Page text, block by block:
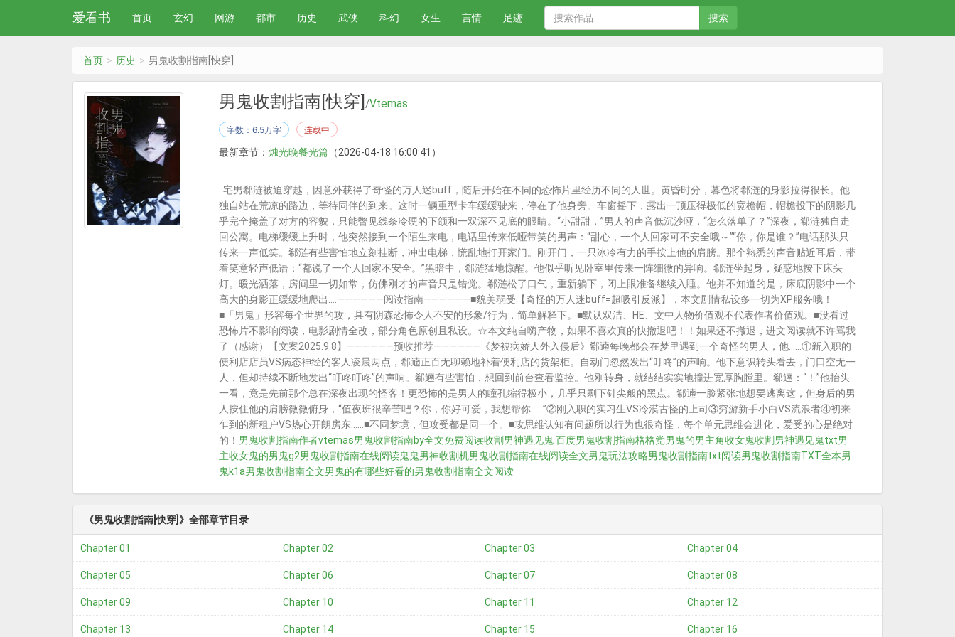
爱看书 首页 玄幻 网游 都市 历史 武侠 科幻 女生 言情 足迹 搜索
首页 历史 男鬼收割指南[快穿]
男鬼收割指南[快穿] /Vtemas
字数：6.5万字 连载中
最新章节： 烛光晚餐光篇 （2026-04-18 16:00:41）
宅男郗涟被迫穿越，因意外获得了奇怪的万人迷buff，随后开始在不同的恐怖片里经历不同的人世。黄昏时分，暮色将郗涟的身影拉得很长。他
独自站在荒凉的路边，等待同伴的到来。这时一辆重型卡车缓缓驶来，停在了他身旁。车窗摇下，露出一顶压得极低的宽檐帽，帽檐投下的阴影几
乎完全掩盖了对方的容貌，只能瞥见线条冷硬的下颌和一双深不见底的眼睛。“小甜甜，”男人的声音低沉沙哑，“怎么落单了？”深夜，郗涟独自走
回公寓。电梯缓缓上升时，他突然接到一个陌生来电，电话里传来低哑带笑的男声：“甜心，一个人回家可不安全哦～”“你，你是谁？”电话那头只
传来一声低笑。郗涟有些害怕地立刻挂断，冲出电梯，慌乱地打开家门。刚开门，一只冰冷有力的手按上他的肩膀。那个熟悉的声音贴近耳后，带
着笑意轻声低语：“都说了一个人回家不安全。”黑暗中，郗涟猛地惊醒。他似乎听见卧室里传来一阵细微的异响。郗涟坐起身，疑惑地按下床头
灯。暖光洒落，房间里一切如常，仿佛刚才的声音只是错觉。郗涟松了口气，重新躺下，闭上眼准备继续入睡。他并不知道的是，床底阴影中一个
高大的身影正缓缓地爬出....——————阅读指南——————■貌美弱受【奇怪的万人迷buff=超吸引反派】，本文剧情私设多一切为XP服务哦！
■「男鬼」形容每个世界的攻，具有阴森恐怖令人不安的形象/行为，简单解释下。■默认双洁、HE、文中人物价值观不代表作者价值观。■没看过
恐怖片不影响阅读，电影剧情全改，部分角色原创且私设。☆本文纯自嗨产物，如果不喜欢真的快撤退吧！！如果还不撤退，进文阅读就不许骂我
了（感谢）【文案2025.9.8】——————预收推荐——————《梦被病娇人外入侵后》郗遖每晚都会在梦里遇到一个奇怪的男人，他……①新入职的
便利店店员VS病态神经的客人凌晨两点，郗遖正百无聊赖地补着便利店的货架柜。自动门忽然发出“叮咚”的声响。他下意识转头看去，门口空无一
人，但却持续不断地发出“叮咚叮咚”的声响。郗遖有些害怕，想回到前台查看监控。他刚转身，就结结实实地撞进宽厚胸膛里。郗遖：“！”他抬头
一看，竟是先前那个总在深夜出现的怪客！更恐怖的是男人的瞳孔缩得极小，几乎只剩下针尖般的黑点。郗遖一脸紧张地想要逃离这，但身后的男
人按住他的肩膀微微俯身，“值夜班很辛苦吧？你，你好可爱，我想帮你……”②刚入职的实习生VS冷漠古怪的上司③穷游新手小白VS流浪者④初来
乍到的新租户VS热心开朗房东……■不同梦境，但攻受都是同一个。■攻思维认知有问题所以行为也很奇怪，每个单元思维会进化，爱受的心是绝对
的！ 男鬼收割指南作者vtemas男鬼收割指南by全文免费阅读收割男神遇见鬼 百度男鬼收割指南格格党男鬼的男主角收女鬼收割男神遇见鬼txt男
主收女鬼的男鬼g2男鬼收割指南在线阅读鬼鬼男神收割机男鬼收割指南在线阅读全文男鬼玩法攻略男鬼收割指南txt阅读男鬼收割指南TXT全本男
鬼k1a男鬼收割指南全文男鬼的有哪些好看的男鬼收割指南全文阅读
《男鬼收割指南[快穿]》全部章节目录
Chapter 01 Chapter 02 Chapter 03 Chapter 04
Chapter 05 Chapter 06 Chapter 07 Chapter 08
Chapter 09 Chapter 10 Chapter 11 Chapter 12
Chapter 13 Chapter 14 Chapter 15 Chapter 16